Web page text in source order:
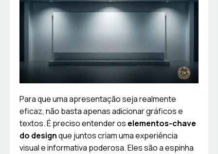
Para que uma apresentação seja realmente
eficaz, não basta apenas adicionar gráficos e
textos. É preciso entender os elementos-chave
do designque juntos criam uma experiência
visual e informativa poderosa. Eles são a espinha